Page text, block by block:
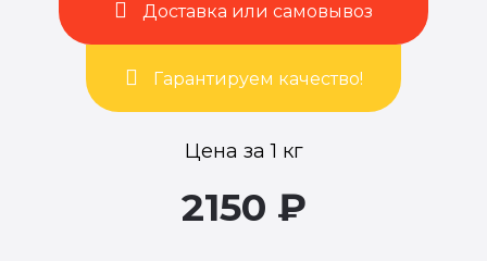
Доставка или самовывоз
Гарантируем качество!
Цена за 1 кг
2150 ₽